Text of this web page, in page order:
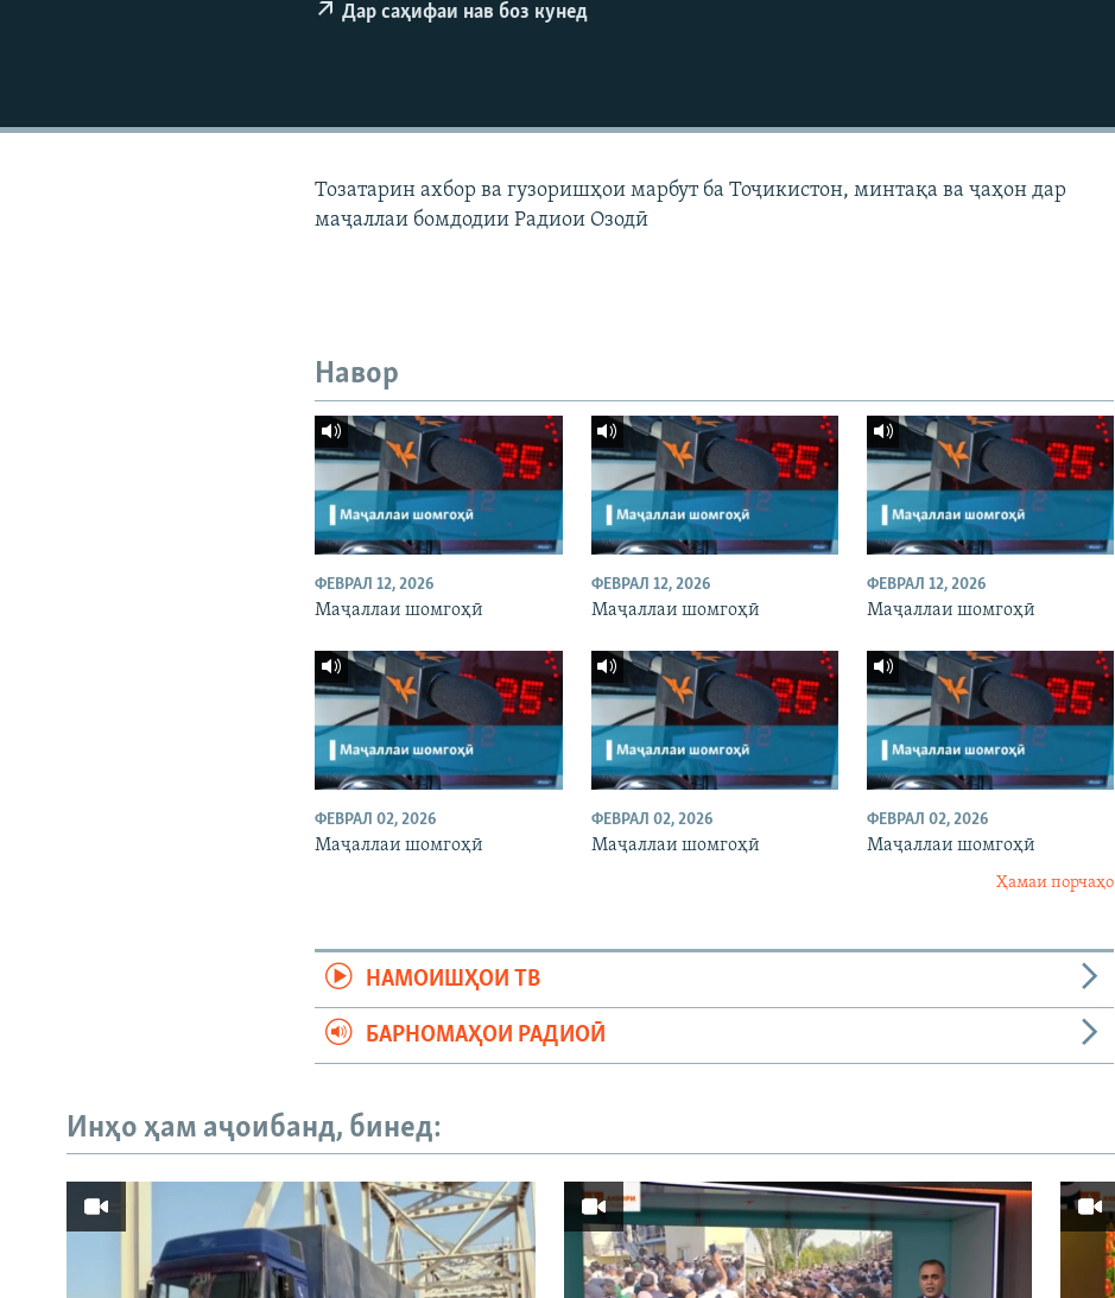
Дар саҳифаи нав боз кунед
Тозатарин ахбор ва гузоришҳои марбут ба Тоҷикистон, минтақа ва ҷаҳон дар
маҷаллаи бомдодии Радиои Озодӣ
Навор
ФЕВРАЛ 12, 2026
Маҷаллаи шомгоҳӣ
ФЕВРАЛ 12, 2026
Маҷаллаи шомгоҳӣ
ФЕВРАЛ 12, 2026
Маҷаллаи шомгоҳӣ
ФЕВРАЛ 02, 2026
Маҷаллаи шомгоҳӣ
ФЕВРАЛ 02, 2026
Маҷаллаи шомгоҳӣ
ФЕВРАЛ 02, 2026
Маҷаллаи шомгоҳӣ
Ҳамаи порчаҳо
НАМОИШҲОИ ТВ
БАРНОМАҲОИ РАДИОӢ
Инҳо ҳам аҷоибанд, бинед: